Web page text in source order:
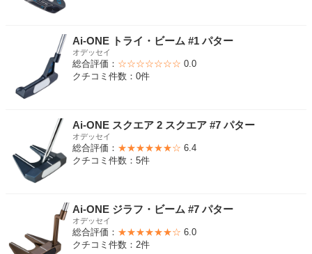
Ai-ONE トライ・ビーム #1 パター
オデッセイ
総合評価： ☆☆☆☆☆☆☆ 0.0
クチコミ件数：0件
Ai-ONE スクエア 2 スクエア #7 パター
オデッセイ
総合評価： ★★★★★★☆ 6.4
クチコミ件数：5件
Ai-ONE ジラフ・ビーム #7 パター
オデッセイ
総合評価： ★★★★★★☆ 6.0
クチコミ件数：2件